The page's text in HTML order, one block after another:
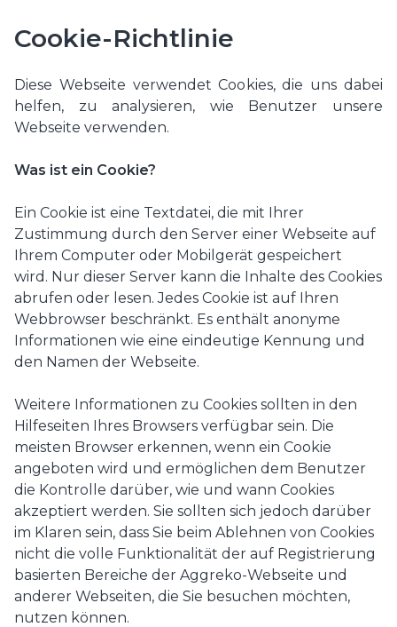
Cookie-Richtlinie
Diese Webseite verwendet Cookies, die uns dabei
helfen, zu analysieren, wie Benutzer unsere
Webseite verwenden.
Was ist ein Cookie?
Ein Cookie ist eine Textdatei, die mit Ihrer
Zustimmung durch den Server einer Webseite auf
Ihrem Computer oder Mobilgerät gespeichert
wird. Nur dieser Server kann die Inhalte des Cookies
abrufen oder lesen. Jedes Cookie ist auf Ihren
Webbrowser beschränkt. Es enthält anonyme
Informationen wie eine eindeutige Kennung und
den Namen der Webseite.
Weitere Informationen zu Cookies sollten in den
Hilfeseiten Ihres Browsers verfügbar sein. Die
meisten Browser erkennen, wenn ein Cookie
angeboten wird und ermöglichen dem Benutzer
die Kontrolle darüber, wie und wann Cookies
akzeptiert werden. Sie sollten sich jedoch darüber
im Klaren sein, dass Sie beim Ablehnen von Cookies
nicht die volle Funktionalität der auf Registrierung
basierten Bereiche der Aggreko-Webseite und
anderer Webseiten, die Sie besuchen möchten,
nutzen können.